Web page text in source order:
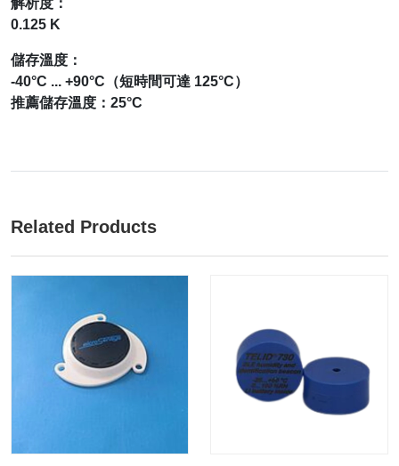
解析度：
0.125 K
儲存溫度：
-40°C ... +90°C（短時間可達 125°C）
推薦儲存溫度：25°C
Related Products